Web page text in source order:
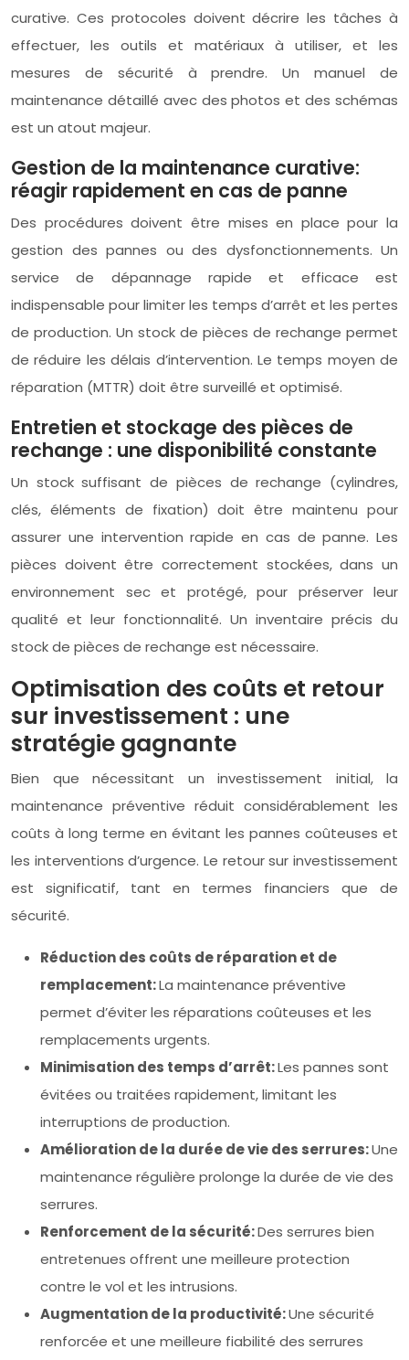
curative. Ces protocoles doivent décrire les tâches à
effectuer, les outils et matériaux à utiliser, et les
mesures de sécurité à prendre. Un manuel de
maintenance détaillé avec des photos et des schémas
est un atout majeur.
Gestion de la maintenance curative:
réagir rapidement en cas de panne
Des procédures doivent être mises en place pour la
gestion des pannes ou des dysfonctionnements. Un
service de dépannage rapide et efficace est
indispensable pour limiter les temps d’arrêt et les pertes
de production. Un stock de pièces de rechange permet
de réduire les délais d’intervention. Le temps moyen de
réparation (MTTR) doit être surveillé et optimisé.
Entretien et stockage des pièces de
rechange : une disponibilité constante
Un stock suffisant de pièces de rechange (cylindres,
clés, éléments de fixation) doit être maintenu pour
assurer une intervention rapide en cas de panne. Les
pièces doivent être correctement stockées, dans un
environnement sec et protégé, pour préserver leur
qualité et leur fonctionnalité. Un inventaire précis du
stock de pièces de rechange est nécessaire.
Optimisation des coûts et retour
sur investissement : une
stratégie gagnante
Bien que nécessitant un investissement initial, la
maintenance préventive réduit considérablement les
coûts à long terme en évitant les pannes coûteuses et
les interventions d’urgence. Le retour sur investissement
est significatif, tant en termes financiers que de
sécurité.
Réduction des coûts de réparation et de
remplacement:La maintenance préventive
permet d’éviter les réparations coûteuses et les
remplacements urgents.
Minimisation des temps d’arrêt:Les pannes sont
évitées ou traitées rapidement, limitant les
interruptions de production.
Amélioration de la durée de vie des serrures:Une
maintenance régulière prolonge la durée de vie des
serrures.
Renforcement de la sécurité:Des serrures bien
entretenues offrent une meilleure protection
contre le vol et les intrusions.
Augmentation de la productivité:Une sécurité
renforcée et une meilleure fiabilité des serrures